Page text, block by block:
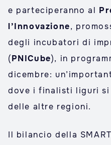
e parteciperanno al
l’Innovazione,
degli incubatori di
(PNICube), in
dicembre:
dove i finalisti liguri si
delle altre regioni.
Il bilancio della